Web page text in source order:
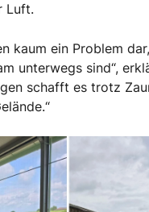
Luft.
kaum ein Problem
unterwegs sind“,
schafft es trotz